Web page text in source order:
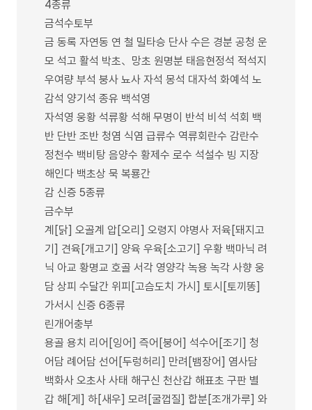
4종류
금석수토부
금 동록 자연동 연 철 밀타승 단사 수은 경분 공청 운
모 석고 활석 박초、망초 원명분 태음현정석 적석지
우여량 부석 붕사 뇨사 자석 몽석 대자석 화예석 노
감석 양기석 종유 백석영
자석영 웅황 석류황 석해 무명이 반석 비석 석회 백
반 단반 조반 청염 식염 급류수 역류회란수 감란수
정천수 백비탕 음양수 황제수 로수 석설수 빙 지장
해인다 백초상 묵 복룡간
감 신증 5종류
금수부
계[닭] 오골계 압[오리] 오령지 야명사 저육[돼지고
기] 견육[개고기] 양육 우육[소고기] 우황 백마닉 려
닉 아교 황명교 호골 서각 영양각 녹용 녹각 사향 웅
담 상피 수달간 위피[고슴도치 가시] 토시[토끼똥]
가서시 신증 6종류
린개어충부
용골 용치 리어[잉어] 즉어[붕어] 석수어[조기] 청
어담 례어담 선어[두렁허리] 만려[뱀장어] 염사담
백화사 오초사 사태 해구신 천산갑 해표초 구판 별
갑 해[게] 하[새우] 모려[굴껍질] 합분[조개가루] 와